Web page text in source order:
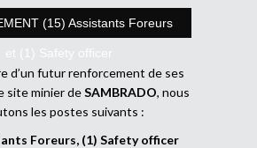
(15) Assistants Foreurs
et (1) Safety officer
d’un futur renforcement de ses
site minier deSAMBRADO, nous
les postes suivants :
Foreurs, (1) Safety officer